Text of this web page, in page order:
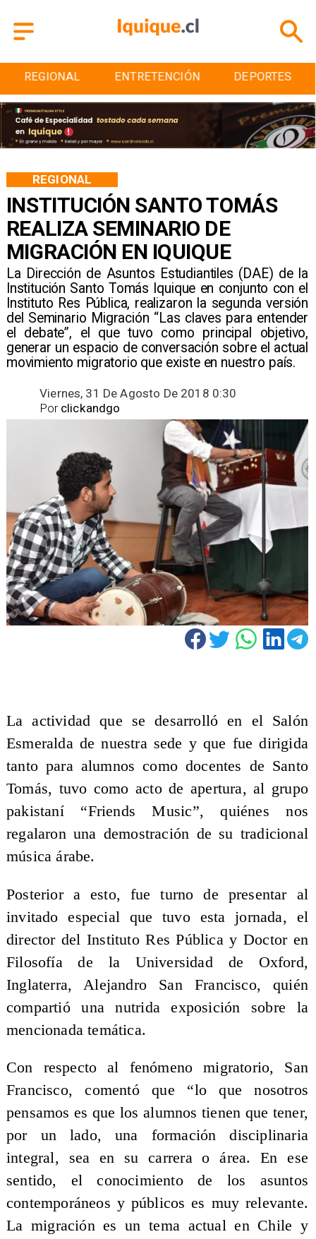
ENTRETENCIÓN DEPORTES CULTURA
INSTITUCIÓN SANTO TOMÁS
REALIZA SEMINARIO DE
MIGRACIÓN EN IQUIQUE
La Dirección de Asuntos Estudiantiles (DAE) de la
Institución Santo Tomás Iquique en conjunto con el
Instituto Res Pública, realizaron la segunda versión
del Seminario Migración “Las claves para entender
el debate”, el que tuvo como principal objetivo,
generar un espacio de conversación sobre el actual
movimiento migratorio que existe en nuestro país.
REGIONAL
Viernes, 31 De Agosto De 2018 0:30
clickandgo
Por
La actividad que se desarrolló en el Salón
Esmeralda de nuestra sede y que fue dirigida
tanto para alumnos como docentes de Santo
Tomás, tuvo como acto de apertura, al grupo
pakistaní “Friends Music”, quiénes nos
regalaron una demostración de su tradicional
música árabe.
Posterior a esto, fue turno de presentar al
invitado especial que tuvo esta jornada, el
director del Instituto Res Pública y Doctor en
Filosofía de la Universidad de Oxford,
Inglaterra, Alejandro San Francisco, quién
compartió una nutrida exposición sobre la
mencionada temática.
Con respecto al fenómeno migratorio, San
Francisco, comentó que “lo que nosotros
pensamos es que los alumnos tienen que tener,
por un lado, una formación disciplinaria
integral, sea en su carrera o área. En ese
sentido, el conocimiento de los asuntos
contemporáneos y públicos es muy relevante.
La migración es un tema actual en Chile y